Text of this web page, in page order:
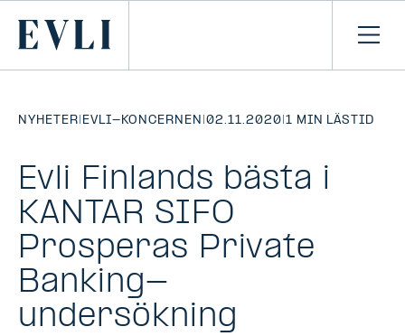
Primary
NYHETER| EVLI-KONCERNEN |02.11.2020|1 MIN LÄSTID
Evli Finlands bästa i
KANTAR SIFO
Prosperas Private
Banking-
undersökning